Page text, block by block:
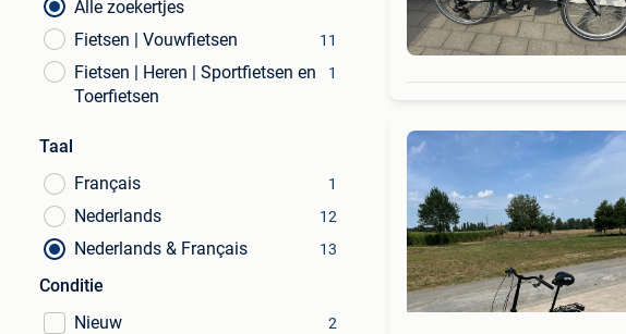
Alle zoekertjes
Fietsen | Vouwfietsen
11
Fietsen | Heren | Sportfietsen en
Toerfietsen
1
Taal
Français
1
Nederlands 12
Nederlands & Français 13
Conditie
Nieuw
2